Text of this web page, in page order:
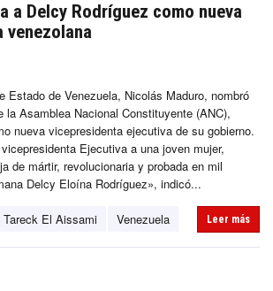
a Delcy Rodríguez como nueva
venezolana
Estado de Venezuela, Nicolás Maduro, nombró
la Asamblea Nacional Constituyente (ANC),
nueva vicepresidenta ejecutiva de su gobierno.
Ejecutiva a una joven mujer,
de mártir, revolucionaria y probada en mil
Delcy Eloína Rodríguez», indicó...
Tareck El Aissami Venezuela Leer más